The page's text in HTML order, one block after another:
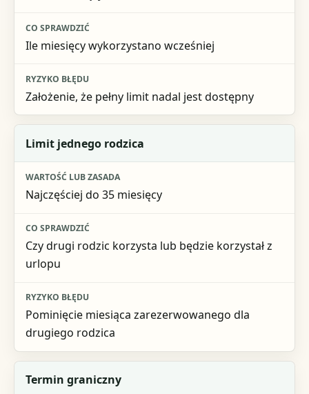
Ile miesięcy wykorzystano wcześniej
Założenie, że pełny limit nadal jest dostępny
Limit jednego rodzica
Najczęściej do 35 miesięcy
Czy drugi rodzic korzysta lub będzie korzystał z
urlopu
Pominięcie miesiąca zarezerwowanego dla
drugiego rodzica
Termin graniczny